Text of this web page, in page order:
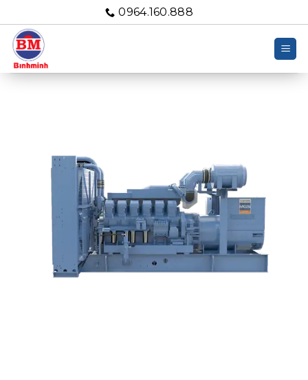
qua
nội
dung
0964.160.888